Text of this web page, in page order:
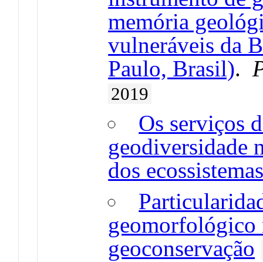
memória
vulneráveis da
Paulo, Brasil).
2019
Os serviços
geodiversidade
dos
geomorfológico
geoconservação